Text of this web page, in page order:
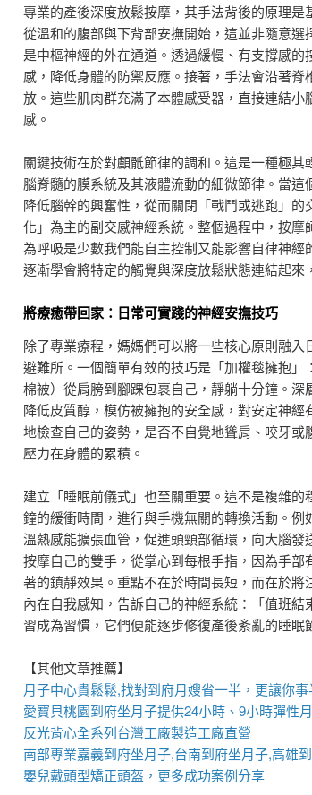
專業的產後深度放鬆按摩，其手法背後的原理
從溫和的腹部與下背部安撫開始，這並非隨意
是中樞神經的外在通道。透過緩慢、有支撐感
感，降低身體的防禦反應。接著，手法會沿著
放。這些肌肉群充滿了本體感受器，直接連結
感。
關鍵技術在於對顱骶節律的調和。這是一種極
腦脊髓的膜系統及其液體流動的細微節律。當
降低腦幹的興奮性，從而關閉「戰鬥或逃跑」
化」為主的副交感神經系統。整個過程中，按
為呼吸是少數我們能自主控制又能影響自律神
逐漸學會將特定的觸覺與深度放鬆狀態連結起來
將療癒帶回家：日常可實踐的神經安撫技巧
除了專業療程，媽媽們可以將一些核心原則融
避難所。一個簡單有效的技巧是「加權毯擁抱
棉被）從肩膀到腳踝包裹自己，靜躺十分鐘。
降低皮質醇，模仿被擁抱的安全感，對安定神
地檢查自己的姿勢，是否不自覺地聳肩、咬牙
壓力在身體的累積。
建立「睡眠前儀式」也至關重要。這不是複雜
鐘的緩衝時間，進行與手機無關的轉換活動。例
溫熱感能擴張血管，促進頭頸部循環，向大腦
按摩自己的雙手，從掌心到每根手指，因為手
著的鎮靜效果。重點不在於時間長短，而在於
內在自我感知，告訴自己的神經系統：「值班
習成為習慣，它們便能逐步修復產後紊亂的睡眠
【其他文章推薦】
月子中心貴鬆鬆,找對到府月嫂省一半，更讓你事
愛寶貝桃園到府坐月子提供24小時、9小時彈性
反光背心全系列台灣工廠製造工廠直營
南部專業嘉義到府坐月子,台南到府坐月子,高雄
嬰兒戴頭型矯正頭盔，更多成功案例分享